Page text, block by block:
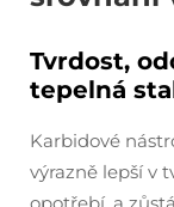
Tvrdost,
tepelná
Karbidové
výrazně lepší v